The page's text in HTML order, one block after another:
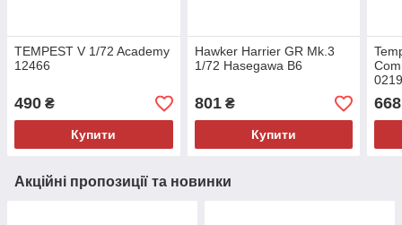
TEMPEST V 1/72 Academy
12466
490 ₴
Купити
Hawker Harrier GR Mk.3
1/72 Hasegawa B6
801₴
Купити
668
Акційні пропозиції та новинки